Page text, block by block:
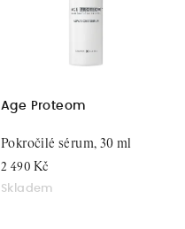
Age Proteom
2 490 Kč
Skladem
Pokročilé sérum, 30 ml